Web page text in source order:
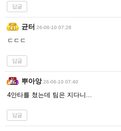
답글
균터 26-06-10 07:28
ㄷㄷㄷ
답글
뿌아앙 26-06-10 07:40
4안타를 쳤는데 팀은 지다니...
답글